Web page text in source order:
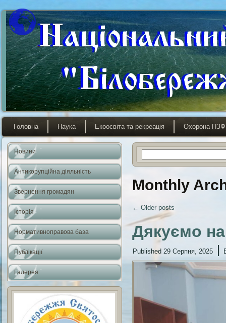
Головна Наука Екоосвіта та рекреація Охорона ПЗФ
Новини
Антикорупційна діяльність
Звернення громадян
Історія
Нормативноправова база
Публікації
Галерея
Monthly
← Older posts
Дякуємо
Published 29 Серпня, 2025 |